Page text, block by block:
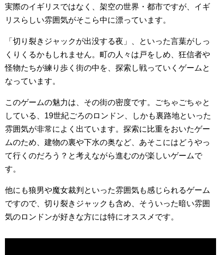
実際のイギリスではなく、架空の世界・都市ですが、イギ
リスらしい雰囲気がそこら中に漂っています。
「切り裂きジャックが出没する夜」、といった言葉がしっ
くりくるかもしれません。町の人々は戸をしめ、狂信者や
怪物たちが練り歩く街の中を、探索し戦っていくゲームと
なっています。
このゲームの魅力は、その街の密度です。ごちゃごちゃと
している、19世紀ごろのロンドン、しかも裏路地といった
雰囲気が非常によく出ています。探索に比重をおいたゲー
ムのため、建物の裏や下水の奥など、あそこにはどうやっ
て行くのだろう？と考えながら進むのが楽しいゲームで
す。
他にも狼男や魔女裁判といった雰囲気も感じられるゲーム
ですので、切り裂きジャックも含め、そういった暗い雰囲
気のロンドンが好きな方には特にオススメです。